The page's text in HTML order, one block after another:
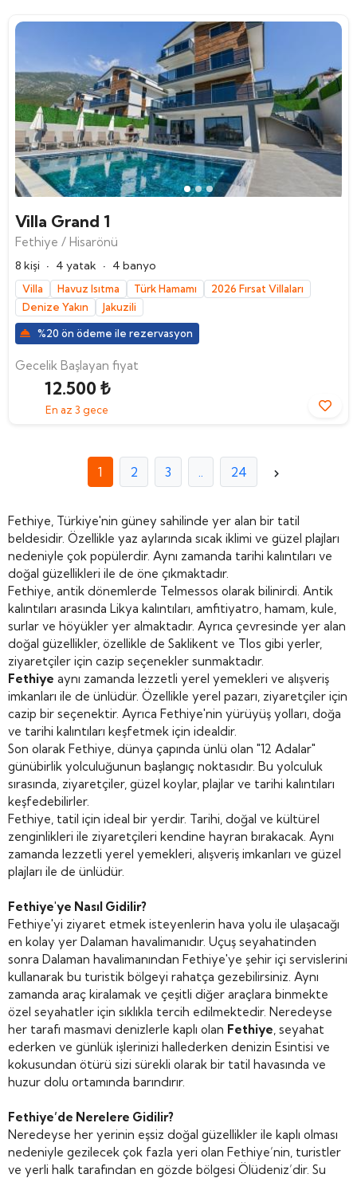
Villa Grand 1
Fethiye / Hisarönü
8 kişi · 4 yatak · 4 banyo
Villa Havuz Isıtma Türk Hamamı
2026 Fırsat Villaları
Denize Yakın
Jakuzili
%20 ön ödeme ile rezervasyon
Gecelik Başlayan fiyat
12.500 ₺
En az 3 gece
1 2 3 24
Fethiye, Türkiye'nin güney sahilinde yer alan bir tatil
beldesidir. Özellikle yaz aylarında sıcak iklimi ve güzel plajları
nedeniyle çok popülerdir. Aynı zamanda tarihi kalıntıları ve
doğal güzellikleri ile de öne çıkmaktadır.
Fethiye, antik dönemlerde Telmessos olarak bilinirdi. Antik
kalıntıları arasında Likya kalıntıları, amfitiyatro, hamam, kule,
surlar ve höyükler yer almaktadır. Ayrıca çevresinde yer alan
doğal güzellikler, özellikle de Saklikent ve Tlos gibi yerler,
ziyaretçiler için cazip seçenekler sunmaktadır.
Fethiye aynı zamanda lezzetli yerel yemekleri ve alışveriş
imkanları ile de ünlüdür. Özellikle yerel pazarı, ziyaretçiler için
cazip bir seçenektir. Ayrıca Fethiye'nin yürüyüş yolları, doğa
ve tarihi kalıntıları keşfetmek için idealdir.
Son olarak Fethiye, dünya çapında ünlü olan "12 Adalar"
günübirlik yolculuğunun başlangıç noktasıdır. Bu yolculuk
sırasında, ziyaretçiler, güzel koylar, plajlar ve tarihi kalıntıları
keşfedebilirler.
Fethiye, tatil için ideal bir yerdir. Tarihi, doğal ve kültürel
zenginlikleri ile ziyaretçileri kendine hayran bırakacak. Aynı
zamanda lezzetli yerel yemekleri, alışveriş imkanları ve güzel
plajları ile de ünlüdür.
Fethiye'ye Nasıl Gidilir?
Fethiye'yi ziyaret etmek isteyenlerin hava yolu ile ulaşacağı
en kolay yer Dalaman havalimanıdır. Uçuş seyahatinden
sonra Dalaman havalimanından Fethiye'ye şehir içi servislerini
kullanarak bu turistik bölgeyi rahatça gezebilirsiniz. Aynı
zamanda araç kiralamak ve çeşitli diğer araçlara binmekte
özel seyahatler için sıklıkla tercih edilmektedir. Neredeyse
her tarafı masmavi denizlerle kaplı olan Fethiye , seyahat
ederken ve günlük işlerinizi hallederken denizin Esintisi ve
kokusundan ötürü sizi sürekli olarak bir tatil havasında ve
huzur dolu ortamında barındırır.
Fethiye’de Nerelere Gidilir?
Neredeyse her yerinin eşsiz doğal güzellikler ile kaplı olması
nedeniyle gezilecek çok fazla yeri olan Fethiye’nin, turistler
ve yerli halk tarafından en gözde bölgesi Ölüdeniz’dir. Su